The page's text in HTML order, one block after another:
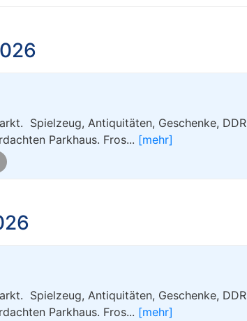
Spielzeug, Antiquitäten, Geschenke, DDR
Parkhaus. Fros... [mehr]
Spielzeug, Antiquitäten, Geschenke, DDR
Parkhaus. Fros... [mehr]